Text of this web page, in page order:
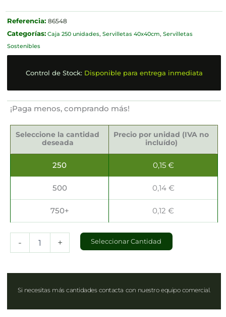
Referencia: 86548
Categorías: Caja 250 unidades, Servilletas 40x40cm, Servilletas
Sostenibles
Control de Stock: Disponible para entrega inmediata
¡Paga menos, comprando más!
Seleccione la cantidad
deseada
Precio por unidad (IVA no
incluído)
250 0,15 €
500 0,14 €
750+ 0,12€
-
Sostenibles
40x40cm
+ Seleccionar Cantidad
Si necesitas más cantidades contacta con nuestro equipo comercial.